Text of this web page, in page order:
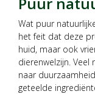
Wat puur
het feit dat deze
huid, maar ook
dierenwelzijn.
naar
geteelde